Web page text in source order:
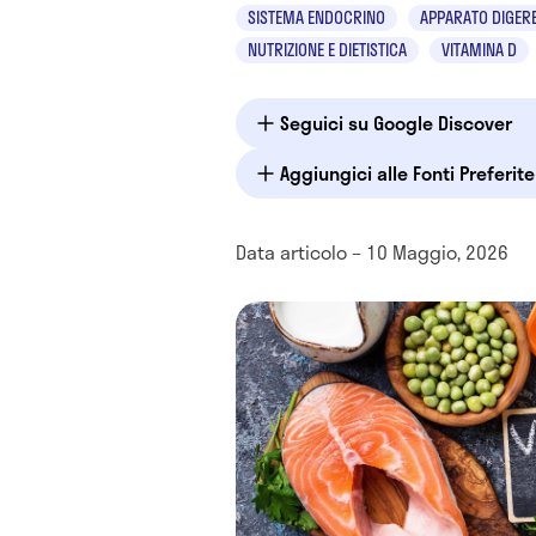
SISTEMA ENDOCRINO APPARATO
NUTRIZIONE E DIETISTICA
VITAMINA D
Seguici su Google Discover
Aggiungici alle Fonti
Data articolo – 10 Maggio, 2026